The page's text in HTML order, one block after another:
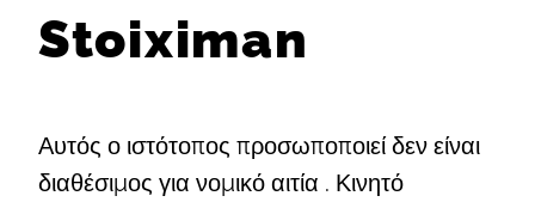
Stoiximan
Αυτός ο ιστότοπος προσωποποιεί δεν είναι
διαθέσιμος για νομικό αιτία . Κινητό